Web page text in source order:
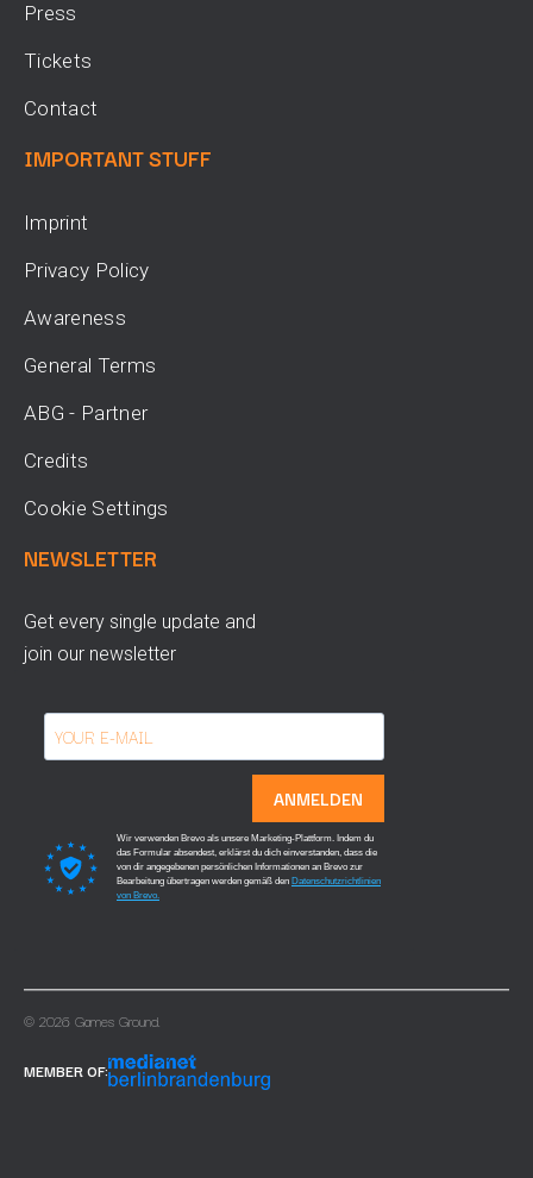
Press
Tickets
Contact
IMPORTANT STUFF
Imprint
Privacy Policy
Awareness
General Terms
ABG - Partner
Credits
Cookie Settings
NEWSLETTER
Get every single update and
join our newsletter
ANMELDEN
Wir verwenden Brevo als unsere Marketing-Plattform. Indem du
das Formular absendest, erklärst du dich einverstanden, dass die
von dir angegebenen persönlichen Informationen an Brevo zur
Bearbeitung übertragen werden gemäß den Datenschutzrichtlinien
von Brevo.
© 2026 Games Ground.
MEMBER OF: